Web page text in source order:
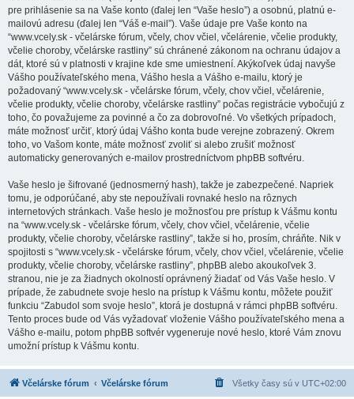
pre prihlásenie sa na Vaše konto (ďalej len “Vaše heslo”) a osobnú, platnú e-
mailovú adresu (ďalej len “Váš e-mail”). Vaše údaje pre Vaše konto na
“www.vcely.sk - včelárske fórum, včely, chov včiel, včelárenie, včelie produkty,
včelie choroby, včelárske rastliny” sú chránené zákonom na ochranu údajov a
dát, ktoré sú v platnosti v krajine kde sme umiestnení. Akýkoľvek údaj navyše
Vášho používateľského mena, Vášho hesla a Vášho e-mailu, ktorý je
požadovaný “www.vcely.sk - včelárske fórum, včely, chov včiel, včelárenie,
včelie produkty, včelie choroby, včelárske rastliny” počas registrácie vybočujú z
toho, čo považujeme za povinné a čo za dobrovoľné. Vo všetkých prípadoch,
máte možnosť určiť, ktorý údaj Vášho konta bude verejne zobrazený. Okrem
toho, vo Vašom konte, máte možnosť zvoliť si alebo zrušiť možnosť
automaticky generovaných e-mailov prostredníctvom phpBB softvéru.
Vaše heslo je šifrované (jednosmerný hash), takže je zabezpečené. Napriek
tomu, je odporúčané, aby ste nepoužívali rovnaké heslo na rôznych
internetových stránkach. Vaše heslo je možnosťou pre prístup k Vášmu kontu
na “www.vcely.sk - včelárske fórum, včely, chov včiel, včelárenie, včelie
produkty, včelie choroby, včelárske rastliny”, takže si ho, prosím, chráňte. Nik v
spojitosti s “www.vcely.sk - včelárske fórum, včely, chov včiel, včelárenie, včelie
produkty, včelie choroby, včelárske rastliny”, phpBB alebo akoukoľvek 3.
stranou, nie je za žiadnych okolností oprávnený žiadať od Vás Vaše heslo. V
prípade, že zabudnete svoje heslo na prístup k Vášmu kontu, môžete použiť
funkciu “Zabudol som svoje heslo”, ktorá je dostupná v rámci phpBB softvéru.
Tento proces bude od Vás vyžadovať vloženie Vášho používateľského mena a
Vášho e-mailu, potom phpBB softvér vygeneruje nové heslo, ktoré Vám znovu
umožní prístup k Vášmu kontu.
Včelárske fórum Včelárske fórum Všetky časy sú v UTC+02:00